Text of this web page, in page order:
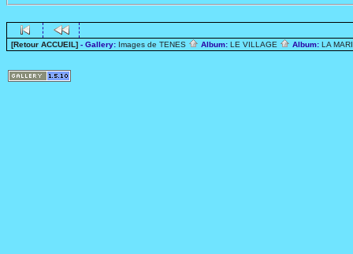
[Retour ACCUEIL] - Gallery: Images de TENES Album: LE VILLAGE Album: LA